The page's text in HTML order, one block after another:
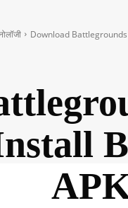
Download